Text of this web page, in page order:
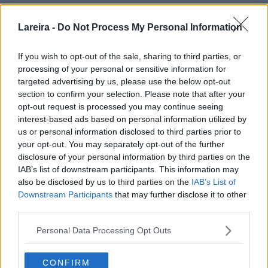
Lareira - Do Not Process My Personal Information
If you wish to opt-out of the sale, sharing to third parties, or
processing of your personal or sensitive information for
targeted advertising by us, please use the below opt-out
section to confirm your selection. Please note that after your
opt-out request is processed you may continue seeing
interest-based ads based on personal information utilized by
us or personal information disclosed to third parties prior to
your opt-out. You may separately opt-out of the further
disclosure of your personal information by third parties on the
IAB’s list of downstream participants. This information may
also be disclosed by us to third parties on the IAB’s List of
Downstream Participants that may further disclose it to other
Personal Data Processing Opt Outs
CONFIRM